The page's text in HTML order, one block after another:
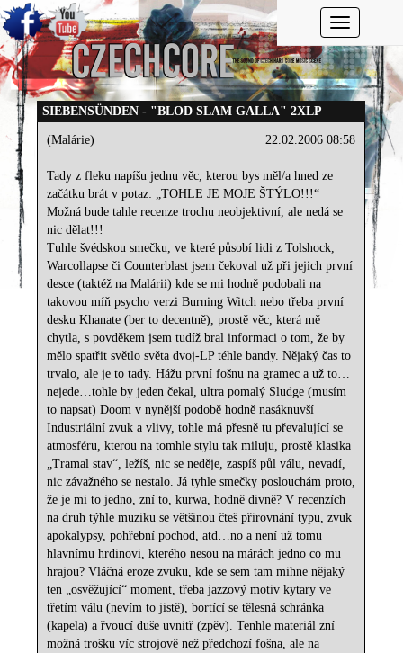
Toggle
SIEBENSÜNDEN - "BLOD SLAM GALLA" 2XLP
22.02.2006 08:58
(Malárie)
Tady z fleku napíšu jednu věc, kterou bys měl/a hned ze
začátku brát v potaz: „TOHLE JE MOJE ŠTÝLO!!!“
Možná bude tahle recenze trochu neobjektivní, ale nedá se
nic dělat!!!
Tuhle švédskou smečku, ve které působí lidi z Tolshock,
Warcollapse či Counterblast jsem čekoval už při jejich první
desce (taktéž na Malárii) kde se mi hodně podobali na
takovou míň psycho verzi Burning Witch nebo třeba první
desku Khanate (ber to decentně), prostě věc, která mě
chytla, s povděkem jsem tudíž bral informaci o tom, že by
mělo spatřit světlo světa dvoj-LP téhle bandy. Nějaký čas to
trvalo, ale je to tady. Hážu první fošnu na gramec a už to…
nejede…tohle by jeden čekal, ultra pomalý Sludge (musím
to napsat) Doom v nynější podobě hodně nasáknuvší
Industriální zvuk a vlivy, tohle má přesně tu převalující se
atmosféru, kterou na tomhle stylu tak miluju, prostě klasika
„Tramal stav“, ležíš, nic se neděje, zaspíš půl válu, nevadí,
nic závažného se nestalo. Já tyhle smečky poslouchám proto,
že je mi to jedno, zní to, kurwa, hodně divně? V recenzích
na druh týhle muziku se většinou čteš přirovnání typu, zvuk
apokalypsy, pohřební pochod, atd…no a není už tomu
hlavnímu hrdinovi, kterého nesou na márách jedno co mu
hrajou? Vláčná eroze zvuku, kde se sem tam mihne nějaký
ten „osvěžující“ moment, třeba jazzový motiv kytary ve
třetím válu (nevím to jistě), bortící se tělesná schránka
(kapela) a řvoucí duše uvnitř (zpěv). Tenhle materiál zní
možná trošku víc strojově než předchozí fošna, ale na